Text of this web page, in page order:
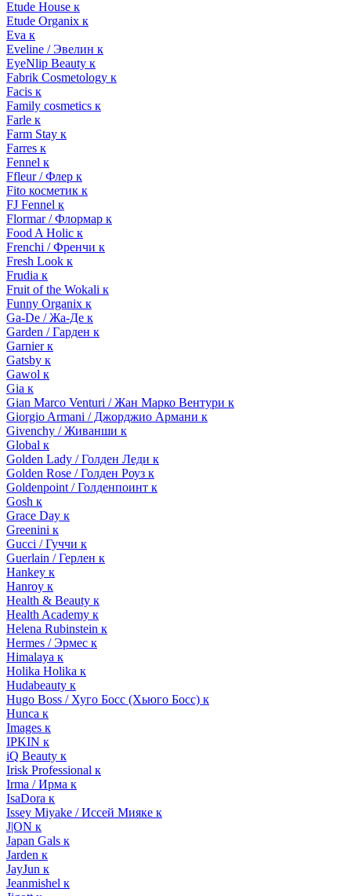
Etude House к
Etude Organix к
Eva к
Eveline / Эвелин к
EyeNlip Beauty к
Fabrik Cosmetology к
Facis к
Family cosmetics к
Farle к
Farm Stay к
Farres к
Fennel к
Ffleur / Флер к
Fito косметик к
FJ Fennel к
Flormar / Флормар к
Food A Holic к
Frenchi / Френчи к
Fresh Look к
Frudia к
Fruit of the Wokali к
Funny Organix к
Ga-De / Жа-Де к
Garden / Гарден к
Garnier к
Gatsby к
Gawol к
Gia к
Gian Marco Venturi / Жан Марко Вентури к
Giorgio Armani / Джорджио Армани к
Givenchy / Живанши к
Global к
Golden Lady / Голден Леди к
Golden Rose / Голден Роуз к
Goldenpoint / Голденпоинт к
Gosh к
Grace Day к
Greenini к
Gucci / Гуччи к
Guerlain / Герлен к
Hankey к
Hanroy к
Health & Beauty к
Health Academy к
Helena Rubinstein к
Hermes / Эрмес к
Himalaya к
Holika Holika к
Hudabeauty к
Hugo Boss / Хуго Босс (Хьюго Босс) к
Hunca к
Images к
IPKIN к
iQ Beauty к
Irisk Professional к
Irma / Ирма к
IsaDora к
Issey Miyake / Иссей Мияке к
J|ON к
Japan Gals к
Jarden к
JayJun к
Jeanmishel к